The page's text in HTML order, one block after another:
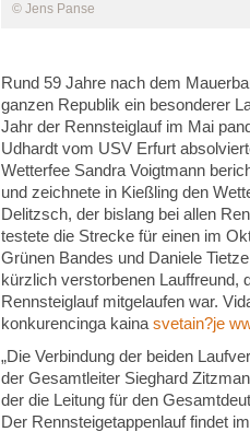
© Jens Panse
Rund 59 Jahre nach dem
ganzen Republik ein besonderer
Jahr der Rennsteiglauf im Mai
Udhardt vom USV Erfurt
Wetterfee Sandra Voigtmann
und zeichnete in Kießling den
Delitzsch, der bislang bei allen
testete die Strecke für einen im
Grünen Bandes und Daniele
kürzlich verstorbenen Lauffreund,
Rennsteiglauf mitgelaufen war.
konkurencinga kaina svetain?je
„Die Verbindung der beiden
der Gesamtleiter Sieghard
der die Leitung für den
Der Rennsteigetappenlauf findet